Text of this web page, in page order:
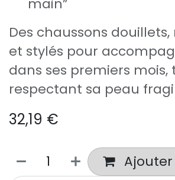
Des chaussons
et stylés pour
dans ses premiers mois,
respectant sa peau
32,19 €